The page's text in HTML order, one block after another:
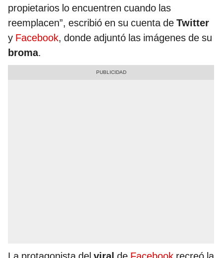
propietarios lo encuentren cuando las
reemplacen”, escribió en su cuenta de Twitter
y Facebook, donde adjuntó las imágenes de su
broma.